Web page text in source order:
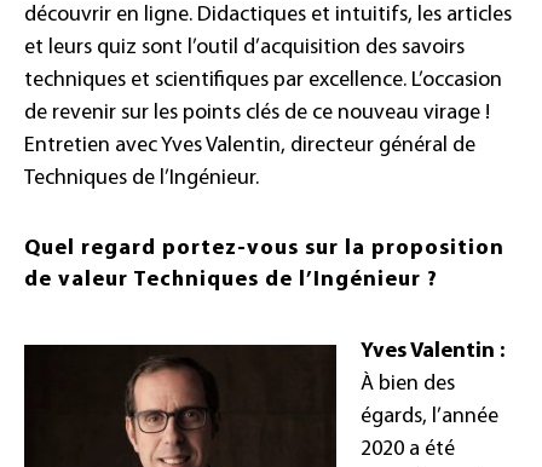
découvrir en ligne. Didactiques et intuitifs, les articles
et leurs quiz sont l’outil d’acquisition des savoirs
techniques et scientifiques par excellence. L’occasion
de revenir sur les points clés de ce nouveau virage !
Entretien avec Yves Valentin, directeur général de
Techniques de l’Ingénieur.
Quel regard portez-vous sur la proposition
de valeur Techniques de l’Ingénieur ?
Yves Valentin :
À bien des
égards, l’année
2020 a été